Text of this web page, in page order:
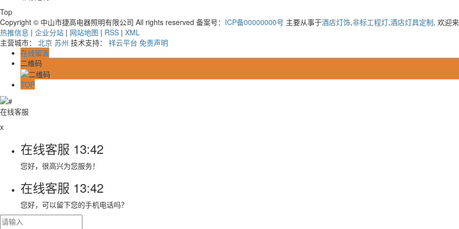
Top
Copyright © 中山市捷高电器照明有限公司 All rights reserved 备案号： ICP备00000000号 主要从事于酒店灯饰,非标工程灯,酒店灯具定制, 欢迎
热推信息 | 企业分站 | 网站地图 | RSS | XML
主营城市： 北京 苏州 技术支持： 祥云平台 免责声明
在线留言
二维码
TOP
在线客服
x
在线客服 13:42
您好，很高兴为您服务！
在线客服 13:42
您好，可以留下您的手机电话吗？